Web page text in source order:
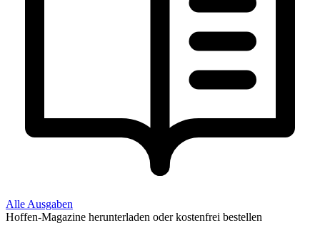
Alle Ausgaben
Hoffen-Magazine herunterladen oder kostenfrei bestellen